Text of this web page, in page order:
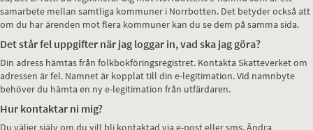
samarbete mellan samtliga kommuner i Norrbotten. Det betyder också att
om du har ärenden mot flera kommuner kan du se dem på samma sida.
Det står fel uppgifter när jag loggar in, vad ska jag göra?
Din adress hämtas från folkbokföringsregistret. Kontakta Skatteverket om
adressen är fel. Namnet är kopplat till din e-legitimation. Vid namnbyte
behöver du hämta en ny e-legitimation från utfärdaren.
Hur kontaktar ni mig?
Du väljer själv om du vill bli kontaktad via e-post eller sms. Ändra